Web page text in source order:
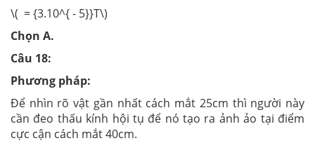
\( = {3.10^{ - 5}}T\)
Chọn A.
Câu 18:
Phương pháp:
Để nhìn rõ vật gần nhất cách mắt 25cm thì người này
cần đeo thấu kính hội tụ để nó tạo ra ảnh ảo tại điểm
cực cận cách mắt 40cm.